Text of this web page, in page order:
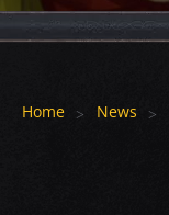
Home News